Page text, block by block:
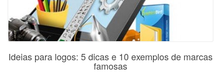
Ideias para logos: 5 dicas e 10 exemplos de marcas
famosas